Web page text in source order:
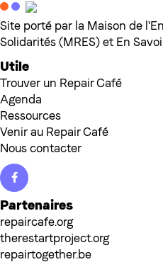
Site porté par la Maison de
Solidarités (MRES) et En
Utile
Trouver un Repair Café
Agenda
Ressources
Venir au Repair Café
Nous contacter
Facebook
Partenaires
repaircafe.org
therestartproject.org
repairtogether.be